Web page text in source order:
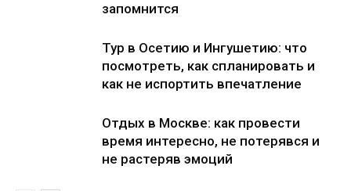
запомнится
Тур в Осетию и Ингушетию: что
посмотреть, как спланировать и
как не испортить впечатление
Отдых в Москве: как провести
время интересно, не потерявся и
не растеряв эмоций